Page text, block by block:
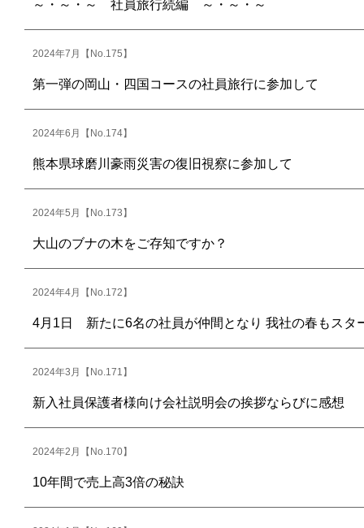
～・～・～ 社員旅行続編 ～・～・～
2024年7月【No.175】
第一弾の岡山・四国コースの社員旅行に参加して
2024年6月【No.174】
熊本県球磨川豪雨災害の復旧視察に参加して
2024年5月【No.173】
大山のブナの木をご存知ですか？
2024年4月【No.172】
4月1日 新たに6名の社員が仲間となり 我社の春もスタ
2024年3月【No.171】
新入社員保護者様向け会社説明会の挨拶ならびに感想
2024年2月【No.170】
10年間で売上高3倍の秘訣